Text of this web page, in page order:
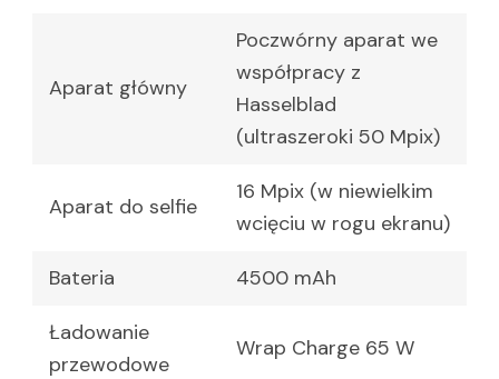
Aparat główny
Poczwórny aparat we
współpracy z
Hasselblad
(ultraszeroki 50 Mpix)
Aparat do selfie
16 Mpix (w niewielkim
wcięciu w rogu ekranu)
Bateria 4500 mAh
Ładowanie
przewodowe
Wrap Charge 65 W